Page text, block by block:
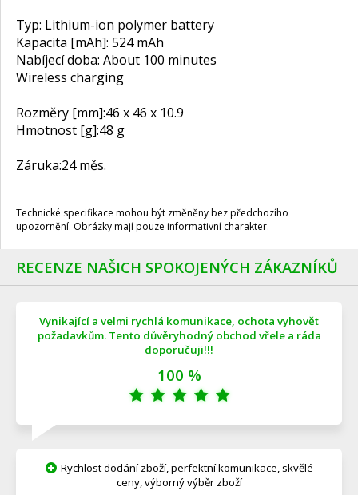
Typ: Lithium-ion polymer battery
Kapacita [mAh]: 524 mAh
Nabíjecí doba: About 100 minutes
Wireless charging
Rozměry [mm]:46 x 46 x 10.9
Hmotnost [g]:48 g
Záruka:24 měs.
Technické specifikace mohou být změněny bez předchozího
upozornění. Obrázky mají pouze informativní charakter.
RECENZE NAŠICH SPOKOJENÝCH ZÁKAZNÍKŮ
Vynikající a velmi rychlá komunikace, ochota vyhovět
požadavkům. Tento důvěryhodný obchod vřele a ráda
doporučuji!!!
100 %
Rychlost dodání zboží, perfektní komunikace, skvělé
ceny, výborný výběr zboží